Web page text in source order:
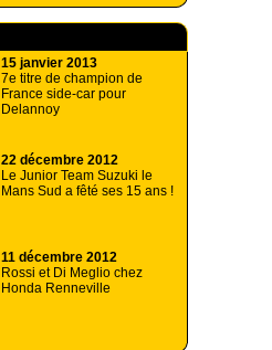
15 janvier 2013
7e titre de champion de
France side-car pour
Delannoy
22 décembre 2012
Le Junior Team Suzuki le
Mans Sud a fêté ses 15 ans !
11 décembre 2012
Rossi et Di Meglio chez
Honda Renneville